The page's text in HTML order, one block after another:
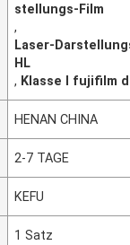
stellungs-Film
,
Laser-
HL
, Klasse I fujifilm
HENAN CHINA
2-7 TAGE
KEFU
1 Satz